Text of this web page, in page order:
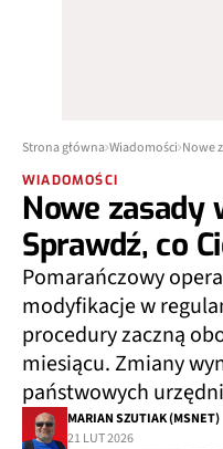
Strona główna Wiadomości
WIADOMOŚCI
Nowe zasady
Sprawdź, co
Pomarańczowy
modyfikacje w
procedury zaczną
miesiącu. Zmiany
państwowych
MARIAN SZUTIAK (MSNET)
21 LUT 2026